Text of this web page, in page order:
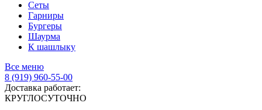
Сеты
Гарниры
Бургеры
Шаурма
К шашлыку
Все меню
8 (919) 960-55-00
Доставка работает:
КРУГЛОСУТОЧНО